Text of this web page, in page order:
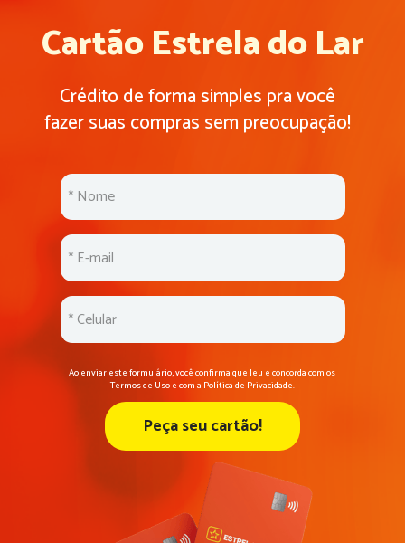
Cartão Estrela do Lar
Peça seu cartão!
Crédito de forma simples pra você
fazer suas compras sem preocupação!
Ao enviar este formulário, você confirma que leu e concorda com os
Termos de Uso e com a Política de Privacidade.